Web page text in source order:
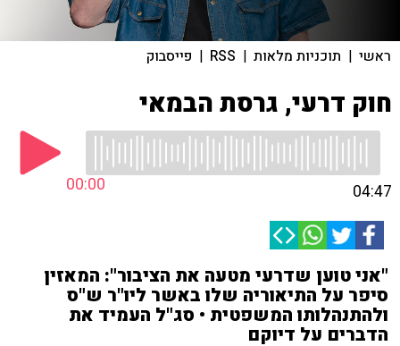
ראשי | תוכניות מלאות |
RSS
| פייסבוק
חוק דרעי, גרסת הבמאי
00:00 04:47
"אני טוען שדרעי מטעה את הציבור": המאזין
סיפר על התיאוריה שלו באשר ליו"ר ש"ס
ולהתנהלותו המשפטית • סג"ל העמיד את
הדברים על דיוקם